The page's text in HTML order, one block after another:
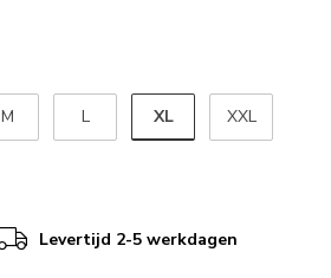
M L XL XXL
Levertijd 2-5 werkdagen